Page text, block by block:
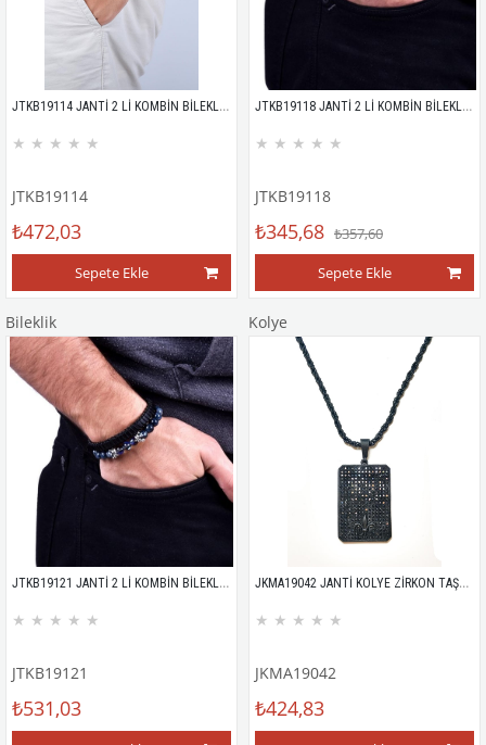
JTKB19114 JANTİ 2 Lİ KOMBİN BİLEKLİK KUTULU
★ ★ ★ ★ ★
JTKB19114
₺472,03
Sepete Ekle
JTKB19118 JANTİ 2 Lİ KOMBİN BİLEKLİK KUTULU
★ ★ ★ ★ ★
JTKB19118
₺345,68 ₺357,60
Sepete Ekle
Bileklik
JTKB19121 JANTİ 2 Lİ KOMBİN BİLEKLİK KUTULU
★ ★ ★ ★ ★
JTKB19121
₺531,03
Kolye
JKMA19042 JANTİ KOLYE ZİRKON TAŞLI ÇELİK TABLET
★ ★ ★ ★ ★
JKMA19042
₺424,83